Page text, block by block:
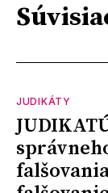
JUDIKÁTY